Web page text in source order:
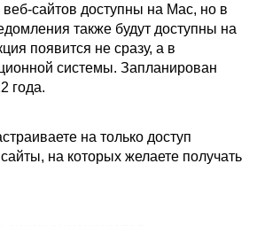
сайтов доступны на Mac, но в
также будут доступны на
появится не сразу, а в
системы. Запланирован
года.
на только доступ
на которых желаете получать